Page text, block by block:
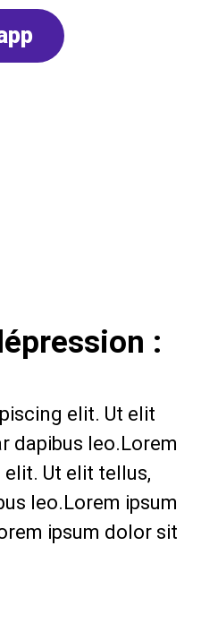
:
elit. Ut elit
dapibus leo.Lorem
Ut elit tellus,
leo.Lorem ipsum
ipsum dolor sit